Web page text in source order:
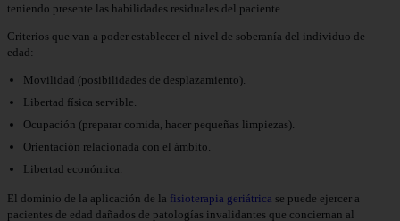
teniendo presente las habilidades residuales del paciente.
Criterios que van a poder establecer el nivel de soberanía del individuo de
edad:
Movilidad (posibilidades de desplazamiento).
Libertad física servible.
Ocupación (preparar comida, hacer pequeñas limpiezas).
Orientación relacionada con el ámbito.
Libertad económica.
El dominio de la aplicación de la fisioterapia geriátrica se puede ejercer a
pacientes de edad dañados de patologías invalidantes que conciernan al